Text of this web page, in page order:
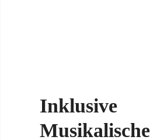
Inklusive
Musikalische